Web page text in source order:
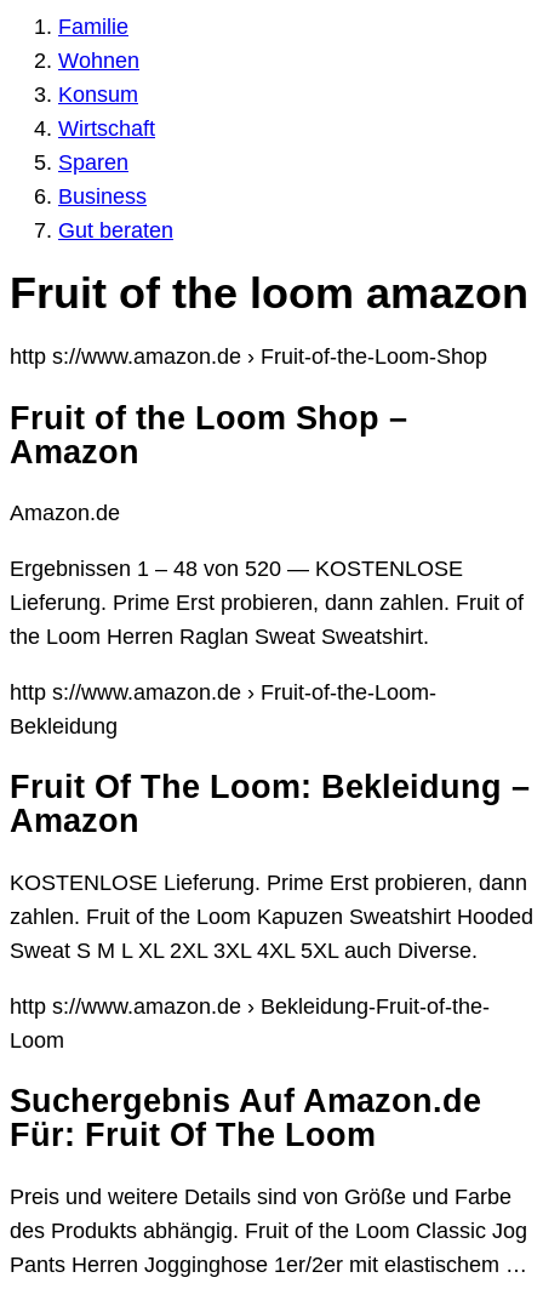
Familie
Wohnen
Konsum
Wirtschaft
Sparen
Business
Gut beraten
Fruit of the loom amazon
http s://www.amazon.de › Fruit-of-the-Loom-Shop
Fruit of the Loom Shop –
Amazon
Amazon.de
Ergebnissen 1 – 48 von 520 — KOSTENLOSE
Lieferung. Prime Erst probieren, dann zahlen. Fruit of
the Loom Herren Raglan Sweat Sweatshirt.
http s://www.amazon.de › Fruit-of-the-Loom-
Bekleidung
Fruit Of The Loom: Bekleidung –
Amazon
KOSTENLOSE Lieferung. Prime Erst probieren, dann
zahlen. Fruit of the Loom Kapuzen Sweatshirt Hooded
Sweat S M L XL 2XL 3XL 4XL 5XL auch Diverse.
http s://www.amazon.de › Bekleidung-Fruit-of-the-
Loom
Suchergebnis Auf Amazon.de
Für: Fruit Of The Loom
Preis und weitere Details sind von Größe und Farbe
des Produkts abhängig. Fruit of the Loom Classic Jog
Pants Herren Jogginghose 1er/2er mit elastischem …